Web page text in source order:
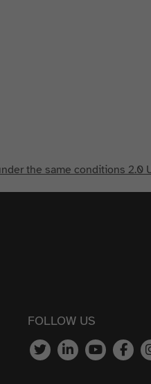
the same conditions 2.0
FOLLOW US